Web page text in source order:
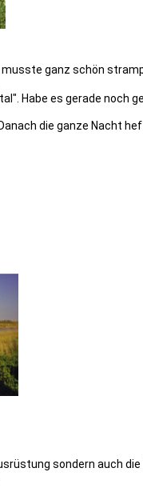
musste ganz schön
Habe es gerade noch
die ganze Nacht
sondern auch